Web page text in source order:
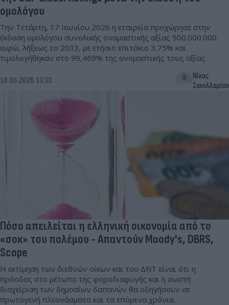
ομολόγου
Tην Τετάρτη, 17 Ιουνίου 2026 η εταιρεία προχώρησε στην
έκδοση ομολόγου συνολικής ονομαστικής αξίας 500.000.000
ευρώ, λήξεως το 2033, με ετήσιο επιτόκιο 3,75% και
τιμολογήθηκαν στο 99,469% της ονομαστικής τους αξίας.
18.06.2026 13:33
Νίκος
Σακελλαρίου
Πόσο απειλείται η ελληνική οικονομία από το
«σοκ» του πολέμου - Απαντούν Moody's, DBRS,
Scope
Η εκτίμηση των διεθνών οίκων και του ΔΝΤ είναι ότι η
πρόοδος στο μέτωπο της φοροδιαφυγής και η σωστή
διαχείριση των δημοσίων δαπανών θα οδηγήσουν σε
πρωτογενή πλεονάσματα και τα επόμενα χρόνια.